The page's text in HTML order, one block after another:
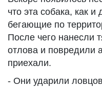
что эта собака, как и
бегающие по
После чего нанесли
отлова и повредили
приехали.
- Они ударили